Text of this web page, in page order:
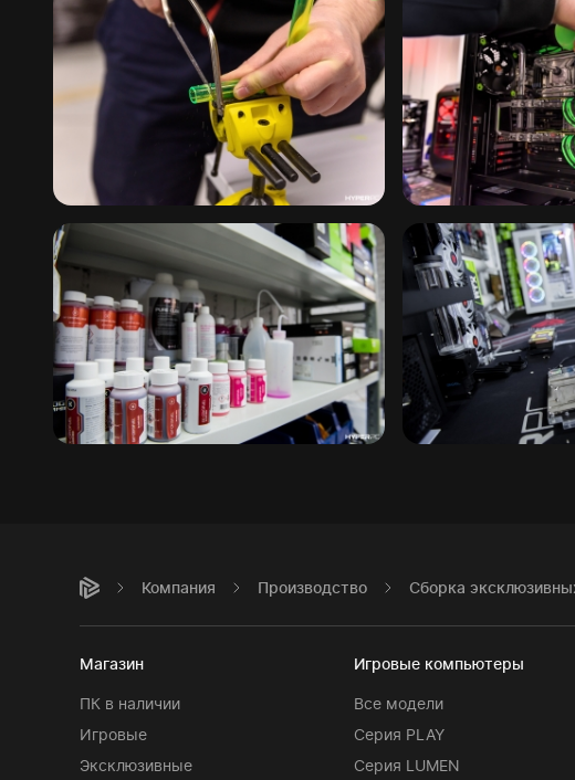
Компания Производство Сборка
Магазин
ПК в наличии
Игровые
Эксклюзивные
Игровые компьютеры
Все модели
Серия PLAY
Серия LUMEN